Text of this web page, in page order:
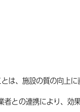
は、施設の質の向上に
者との連携により、効